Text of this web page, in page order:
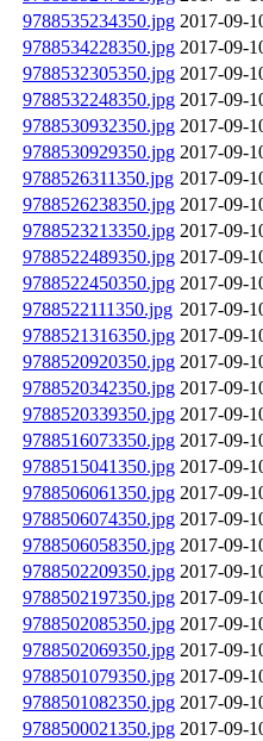
9788535234350.jpg 2017-09-
9788534228350.jpg 2017-09-
9788532305350.jpg 2017-09-
9788532248350.jpg 2017-09-
9788530932350.jpg 2017-09-
9788530929350.jpg 2017-09-
9788526311350.jpg 2017-09-
9788526238350.jpg 2017-09-
9788523213350.jpg 2017-09-
9788522489350.jpg 2017-09-
9788522450350.jpg 2017-09-
9788522111350.jpg 2017-09-
9788521316350.jpg 2017-09-
9788520920350.jpg 2017-09-
9788520342350.jpg 2017-09-
9788520339350.jpg 2017-09-
9788516073350.jpg 2017-09-
9788515041350.jpg 2017-09-
9788506061350.jpg 2017-09-
9788506074350.jpg 2017-09-
9788506058350.jpg 2017-09-
9788502209350.jpg 2017-09-
9788502197350.jpg 2017-09-
9788502085350.jpg 2017-09-
9788502069350.jpg 2017-09-
9788501079350.jpg 2017-09-
9788501082350.jpg 2017-09-
9788500021350.jpg 2017-09-